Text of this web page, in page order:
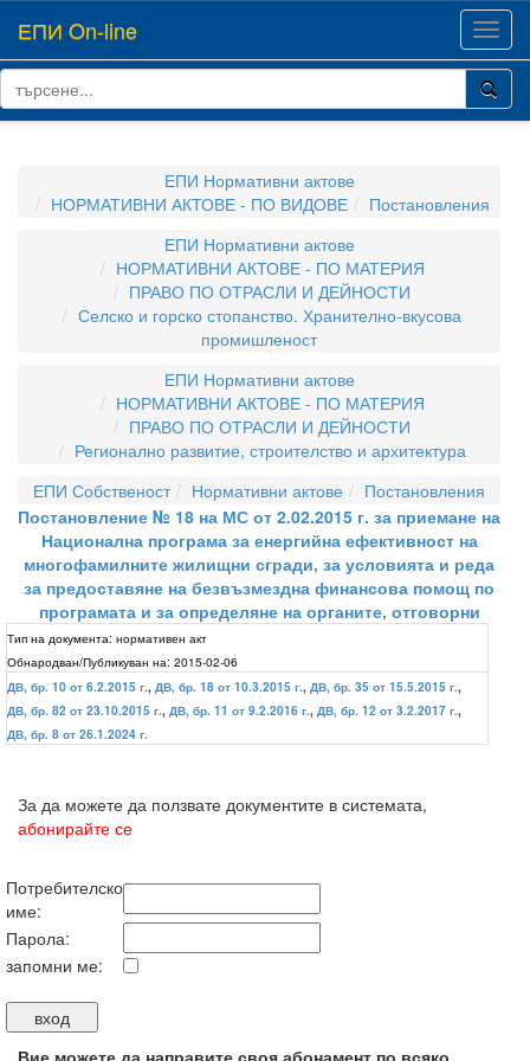
ЕПИ On-line
ЕПИ Нормативни актове
НОРМАТИВНИ АКТОВЕ - ПО ВИДОВЕ
Постановления
ЕПИ Нормативни актове
НОРМАТИВНИ АКТОВЕ - ПО МАТЕРИЯ
ПРАВО ПО ОТРАСЛИ И ДЕЙНОСТИ
Селско и горско стопанство. Хранително-вкусова
промишленост
ЕПИ Нормативни актове
НОРМАТИВНИ АКТОВЕ - ПО МАТЕРИЯ
ПРАВО ПО ОТРАСЛИ И ДЕЙНОСТИ
Регионално развитие, строителство и архитектура
ЕПИ Собственост
Нормативни актове
Постановления
Постановление № 18 на МС от 2.02.2015 г. за приемане на
Национална програма за енергийна ефективност на
многофамилните жилищни сгради, за условията и реда
за предоставяне на безвъзмездна финансова помощ по
програмата и за определяне на органите, отговорни
Тип на документа: нормативен акт
Обнародван/Публикуван на: 2015-02-06
ДВ, бр. 10 от 6.2.2015 г., ДВ, бр. 18 от 10.3.2015 г., ДВ, бр. 35 от 15.5.2015 г.,
ДВ, бр. 82 от 23.10.2015 г., ДВ, бр. 11 от 9.2.2016 г., ДВ, бр. 12 от 3.2.2017 г.,
ДВ, бр. 8 от 26.1.2024 г.
За да можете да ползвате документите в системата,
абонирайте се
Потребителско
име:
Парола:
запомни ме:
Вие можете да направите своя абонамент по всяко